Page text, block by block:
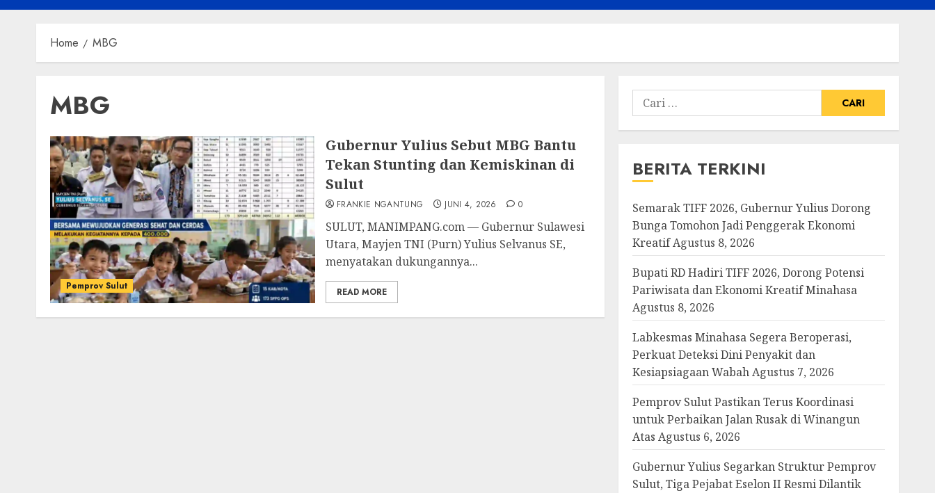
Home MBG
MBG
Pemprov Sulut
Gubernur Yulius Sebut MBG Bantu
Tekan Stunting dan Kemiskinan di
Sulut
FRANKIE NGANTUNG JUNI 4, 2026 0
SULUT, MANIMPANG.com — Gubernur Sulawesi
Utara, Mayjen TNI (Purn) Yulius Selvanus SE,
menyatakan dukungannya...
READ MORE
Cari
untuk:
BERITA TERKINI
Semarak TIFF 2026, Gubernur Yulius Dorong
Bunga Tomohon Jadi Penggerak Ekonomi
Kreatif Agustus 8, 2026
Bupati RD Hadiri TIFF 2026, Dorong Potensi
Pariwisata dan Ekonomi Kreatif Minahasa
Agustus 8, 2026
Labkesmas Minahasa Segera Beroperasi,
Perkuat Deteksi Dini Penyakit dan
Kesiapsiagaan Wabah Agustus 7, 2026
Pemprov Sulut Pastikan Terus Koordinasi
untuk Perbaikan Jalan Rusak di Winangun
Atas Agustus 6, 2026
Gubernur Yulius Segarkan Struktur Pemprov
Sulut, Tiga Pejabat Eselon II Resmi Dilantik